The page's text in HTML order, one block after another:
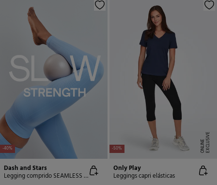
-40%
Dash and Stars
Legging comprido SEAMLESS COMFORT azul
-50% E
X
C
L
U
SI
V
E
O
N
LI
N
E
Only Play
Leggings capri elásticas